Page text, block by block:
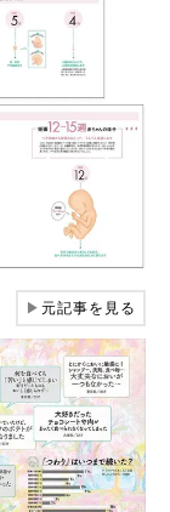
▶元記事を見る